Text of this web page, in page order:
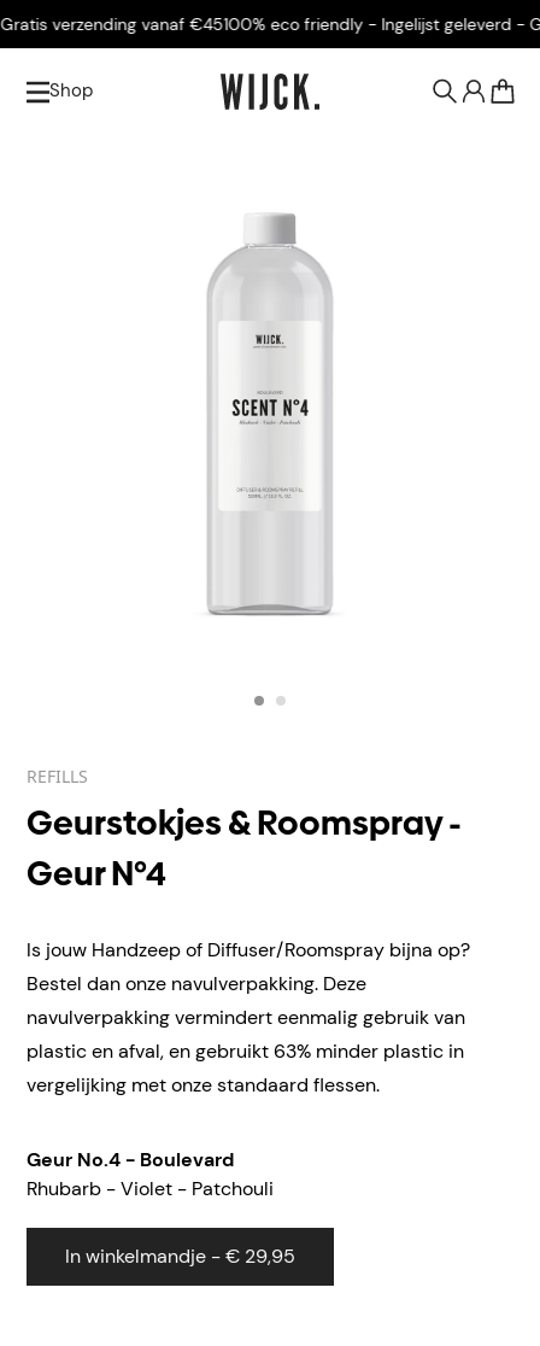
verzending vanaf €45100% eco friendly - Ingelijst geleverd -
Shop
REFILLS
Geurstokjes & Roomspray -
Geur N°4
Is jouw Handzeep of Diffuser/Roomspray bijna op?
Bestel dan onze navulverpakking. Deze
navulverpakking vermindert eenmalig gebruik van
plastic en afval, en gebruikt 63% minder plastic in
vergelijking met onze standaard flessen.
Geur No.4 - Boulevard
Rhubarb - Violet - Patchouli
In winkelmandje - € 29,95